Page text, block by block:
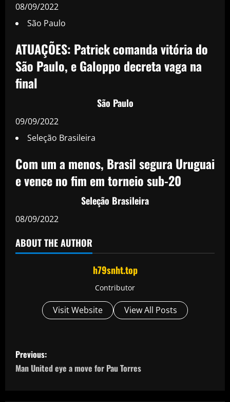
08/09/2022
São Paulo
ATUAÇÕES: Patrick comanda vitória do
São Paulo, e Galoppo decreta vaga na
final
São Paulo
09/09/2022
Seleção Brasileira
Com um a menos, Brasil segura Uruguai
e vence no fim em torneio sub-20
Seleção Brasileira
08/09/2022
ABOUT THE AUTHOR
h79snht.top
Contributor
Visit Website View All Posts
P
o
Previous:
Man United eye a move for Pau Torres